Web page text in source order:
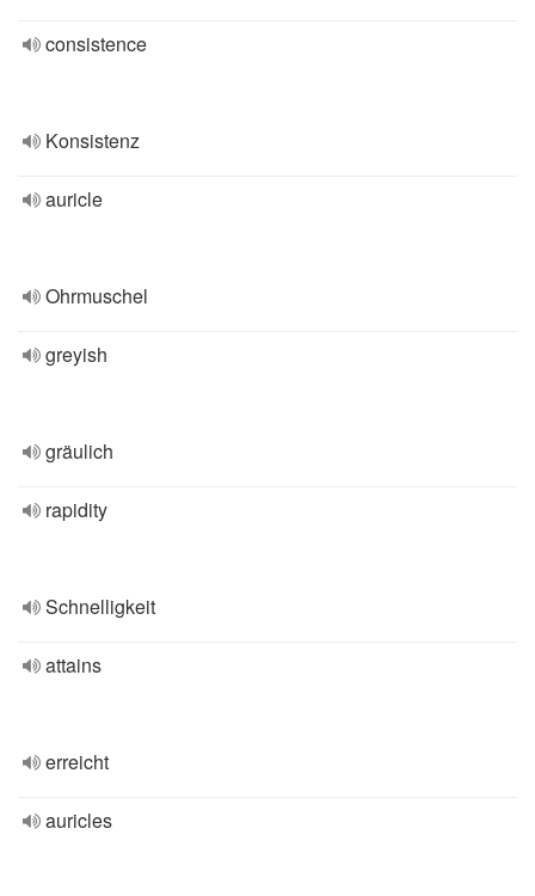
consistence
Konsistenz
auricle
Ohrmuschel
greyish
gräulich
rapidity
Schnelligkeit
attains
erreicht
auricles